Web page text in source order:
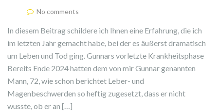
No comments
In diesem Beitrag schildere ich Ihnen eine Erfahrung, die ich
im letzten Jahr gemacht habe, bei der es äußerst dramatisch
um Leben und Tod ging. Gunnars vorletzte Krankheitsphase
Bereits Ende 2024 hatten dem von mir Gunnar genannten
Mann, 72, wie schon berichtet Leber- und
Magenbeschwerden so heftig zugesetzt, dass er nicht
wusste, ob er an […]